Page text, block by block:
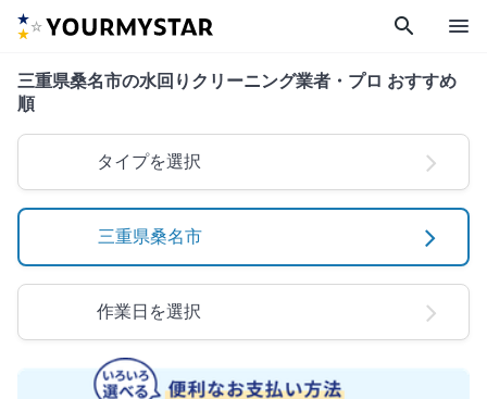
search menu
三重県桑名市の水回りクリーニング業者・プロ おすすめ
順
タイプを選択
三重県桑名市
作業日を選択